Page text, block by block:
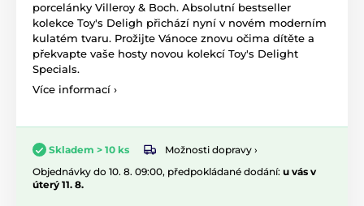
porcelánky Villeroy & Boch. Absolutní bestseller
kolekce Toy's Deligh přichází nyní v novém moderním
kulatém tvaru. Prožijte Vánoce znovu očima dítěte a
překvapte vaše hosty novou kolekcí Toy's Delight
Specials.
Více informací ›
Skladem > 10 ks
Možnosti dopravy ›
Objednávky do 10. 8. 09:00, předpokládané dodání: u vás v
úterý 11. 8.